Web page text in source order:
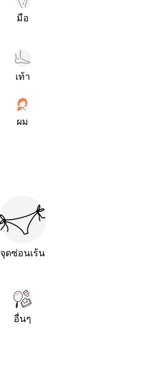
มือ
เท้า
ผม
จุดซ่อนเร้น
อื่นๆ